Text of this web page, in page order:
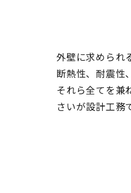
外壁に求められ
断熱性、耐震性
それら全てを兼
さいが設計工務